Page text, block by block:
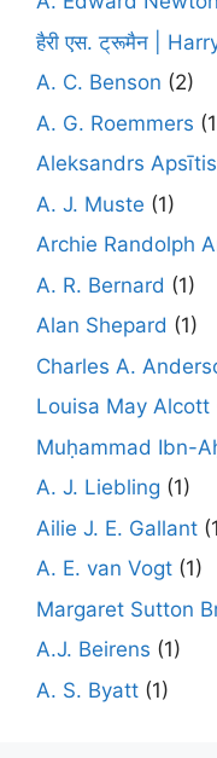
हैरी एस. ट्रूमैन |
A. C. Benson (2)
A. G. Roemmers
Aleksandrs Apsītis
A. J. Muste (1)
Archie Randolph
A. R. Bernard (1)
Alan Shepard (1)
Charles A.
Louisa May Alcott
Muḥammad Ibn-
A. J. Liebling (1)
Ailie J. E. Gallant
A. E. van Vogt (1)
Margaret Sutton
A.J. Beirens (1)
A. S. Byatt (1)